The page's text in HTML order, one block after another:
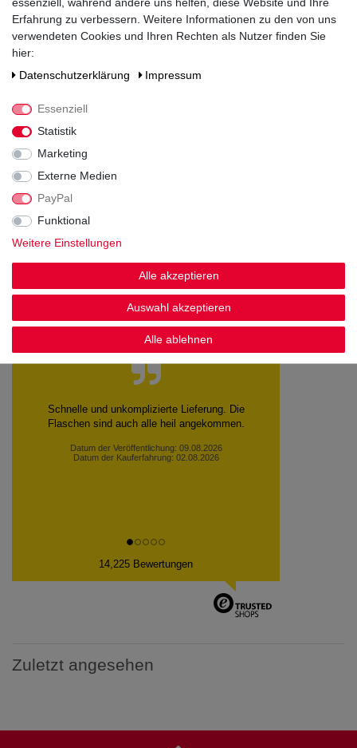
Schraubverschluss
Zutaten / Allergene
enthält Sulfite
Hersteller / Importeur
Manz Wein GbR, Lettengasse 6, 55278 Weinolsheim
Noch sind keine Bewertungen vorhanden.
Kundenstimmen
Schnelle und unkomplizierte Lieferung. Die
Flaschen sind auch alle heil angekommen.
Datum der Veröffentlichung: 09.08.2026
Datum der Kauferfahrung: 02.08.2026
14,225 Bewertungen
Zuletzt angesehen
Erfahrung zu verbessern. Weitere Informationen zu den von uns
verwendeten Cookies und Ihren Rechten als Nutzer finden Sie
hier:
Daten­schutz­erklärung
Impressum
Essenziell
Statistik
Marketing
Externe Medien
PayPal
Funktional
Weitere Einstellungen
Alle akzeptieren
Auswahl akzeptieren
Alle ablehnen